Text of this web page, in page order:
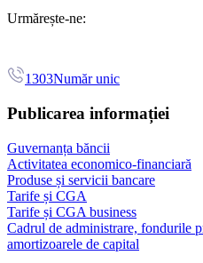
Urmărește-ne:
1303Număr unic
Publicarea informației
Guvernanța băncii
Activitatea economico-financiară
Produse și servicii bancare
Tarife și CGA
Tarife și CGA business
Cadrul de administrare, fondurile
amortizoarele de capital